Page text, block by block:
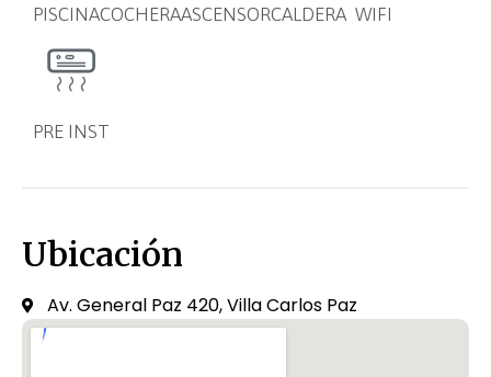
PISCINACOCHERAASCENSORCALDERA WIFI
PRE INST
Ubicación
Av. General Paz 420, Villa Carlos Paz